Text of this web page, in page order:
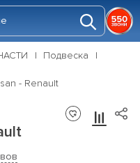
Подвеска
- Renault